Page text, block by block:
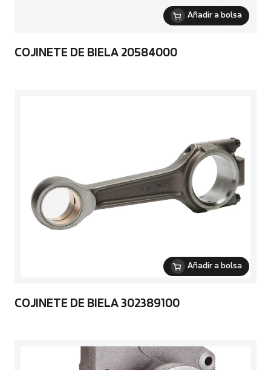
Añadir a bolsa
COJINETE DE BIELA 20584000
Añadir a bolsa
COJINETE DE BIELA 302389100